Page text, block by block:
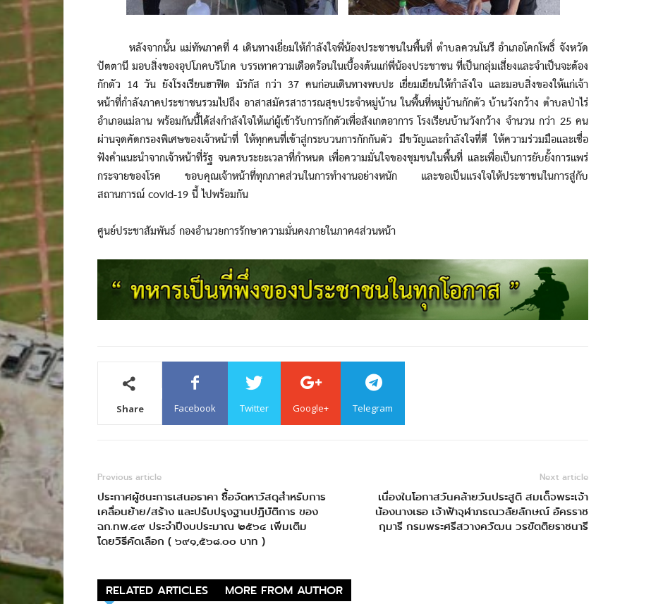
หลังจากนั้น แม่ทัพภาคที่ 4 เดินทางเยี่ยมให้กำลังใจพี่น้องประชาชนในพื้นที่ ตำบลควนโนรี อำเภอโคกโพธิ์ จังหวัด
ปัตตานี มอบสิ่งของอุปโภคบริโภค บรรเทาความเดือดร้อนในเบื้องต้นแก่พี่น้องประชาชน ที่เป็นกลุ่มเสี่ยงและจำเป็นจะต้อง
กักตัว 14 วัน ยังโรงเรียนฮาฟิต มัรกัส กว่า 37 คนก่อนเดินทางพบปะ เยี่ยมเยียนให้กำลังใจ และมอบสิ่งของให้แก่เจ้า
หน้าที่กำลังภาคประชาชนรวมไปถึง อาสาสมัครสาธารณสุขประจำหมู่บ้าน ในพื้นที่หมู่บ้านกักตัว บ้านวังกว้าง ตำบลป่าไร่
อำเภอแม่ลาน พร้อมกันนี้ได้ส่งกำลังใจให้แก่ผู้เข้ารับการกักตัวเพื่อสังเกตอาการ โรงเรียนบ้านวังกว้าง จำนวน กว่า 25 คน
ผ่านจุดคัดกรองพิเศษของเจ้าหน้าที่ ให้ทุกคนที่เข้าสู่กระบวนการกักกันตัว มีขวัญและกำลังใจที่ดี ให้ความร่วมมือและเชื่อ
ฟังคำแนะนำจากเจ้าหน้าที่รัฐ จนครบระยะเวลาที่กำหนด เพื่อความมั่นใจของชุมชนในพื้นที่ และเพื่อเป็นการยับยั้งการแพร่
กระจายของโรค ขอบคุณเจ้าหน้าที่ทุกภาคส่วนในการทำงานอย่างหนัก และขอเป็นแรงใจให้ประชาชนในการสู่กับ
สถานการณ์ covid-19 นี้ ไปพร้อมกัน
ศูนย์ประชาสัมพันธ์ กองอำนวยการรักษาความมั่นคงภายในภาค4ส่วนหน้า
Share Facebook Twitter Google+ Telegram
Previous article
ประกาศผู้ชนะการเสนอราคา ซื้อจัดหาวัสดุสำหรับการ
เคลื่อนย้าย/สร้าง และปรับปรุงฐานปฏิบัติการ ของ
ฉก.ทพ.๔๙ ประจำปีงบประมาณ ๒๕๖๔ เพิ่มเติม
โดยวิธีคัดเลือก ( ๖๙๑,๕๖๘.๐๐ บาท )
Next article
เนื่องในโอกาสวันคล้ายวันประสูติ สมเด็จพระเจ้า
น้องนางเธอ เจ้าฟ้าจุฬาภรณวลัยลักษณ์ อัครราช
กุมารี กรมพระศรีสวางควัฒน วรขัตติยราชนารี
RELATED ARTICLES MORE FROM AUTHOR